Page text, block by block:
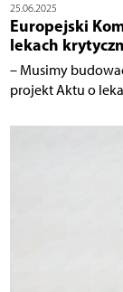
25.06.2025
Europejski
lekach
– Musimy
projekt Aktu o